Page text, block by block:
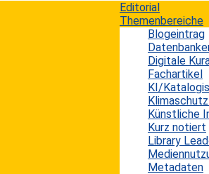
Editorial
Themenbereiche
Blogeintrag
Digitale
Fachartikel
KI/
Künstliche
Kurz notiert
Library
Metadaten
Autor: Erwin König
Open Access (OA) hat sich in den
fraglos zu einem zentralen Thema in
Wissenschaft und Forschung
Ländern wird OA staatlich gefördert,